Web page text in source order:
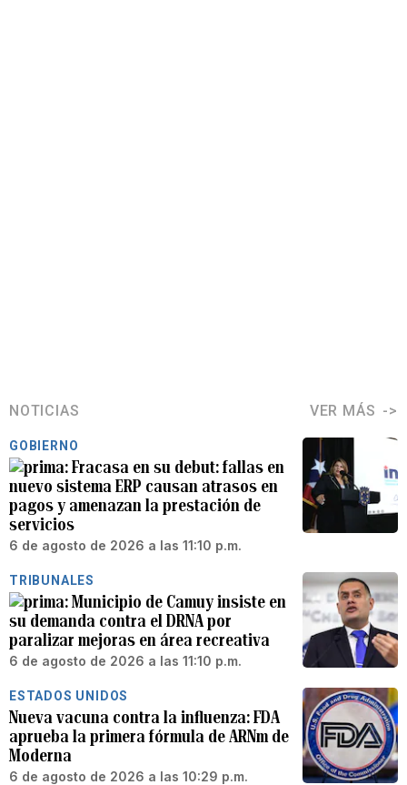
NOTICIAS VER MÁS
GOBIERNO
Fracasa en su debut: fallas en
nuevo sistema ERP causan atrasos en
pagos y amenazan la prestación de
servicios
6 de agosto de 2026 a las 11:10 p.m.
TRIBUNALES
Municipio de Camuy insiste en
su demanda contra el DRNA por
paralizar mejoras en área recreativa
6 de agosto de 2026 a las 11:10 p.m.
ESTADOS UNIDOS
Nueva vacuna contra la influenza: FDA
aprueba la primera fórmula de ARNm de
Moderna
6 de agosto de 2026 a las 10:29 p.m.